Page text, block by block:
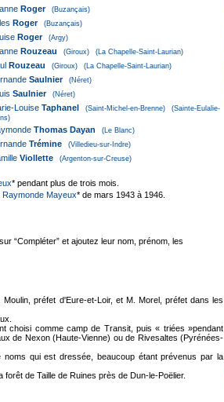
Roger (Buzançais)
Roger (Buzançais)
Roger (Argy)
Rouzeau (Giroux) (La Chapelle-Saint-Laurian)
Rouzeau (Giroux) (La Chapelle-Saint-Laurian)
Saulnier (Néret)
Saulnier (Néret)
Louise Taphanel (Saint-Michel-en-Brenne)
(Sainte-Eulalie-
Thomas Dayan (Le Blanc)
Trémine (Villedieu-sur-Indre)
Viollette (Argenton-sur-Creuse)
* pendant plus de trois mois.
Raymonde Mayeux* de mars 1943 à 1946.
“Compléter” et ajoutez leur nom, prénom, les
préfet d'Eure-et-Loir, et M. Morel, préfet dans les
choisi comme camp de Transit, puis « triées »pendant
de Nexon (Haute-Vienne) ou de Rivesaltes (Pyrénées-
qui est dressée, beaucoup étant prévenus par la
de Taille de Ruines près de Dun-le-Poëlier.